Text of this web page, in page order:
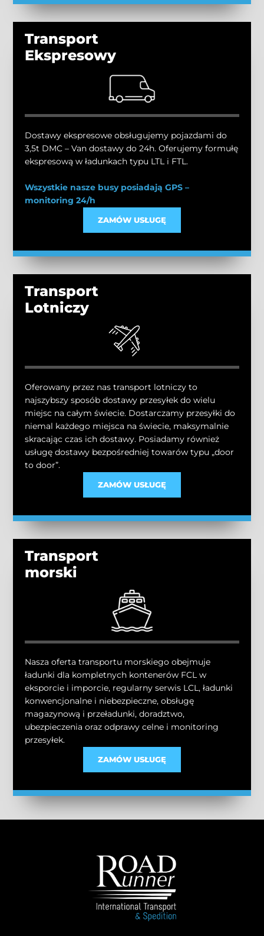
Transport
Ekspresowy
Dostawy ekspresowe obsługujemy pojazdami do
3,5t DMC – Van dostawy do 24h. Oferujemy formułę
ekspresową w ładunkach typu LTL i FTL.
Wszystkie nasze busy posiadają GPS –
monitoring 24/h
ZAMÓW USŁUGĘ
Transport
Lotniczy
Oferowany przez nas transport lotniczy to
najszybszy sposób dostawy przesyłek do wielu
miejsc na całym świecie. Dostarczamy przesyłki do
niemal każdego miejsca na świecie, maksymalnie
skracając czas ich dostawy. Posiadamy również
usługę dostawy bezpośredniej towarów typu „door
to door”.
ZAMÓW USŁUGĘ
Transport
morski
Nasza oferta transportu morskiego obejmuje
ładunki dla kompletnych kontenerów FCL w
eksporcie i imporcie, regularny serwis LCL, ładunki
konwencjonalne i niebezpieczne, obsługę
magazynową i przeładunki, doradztwo,
ubezpieczenia oraz odprawy celne i monitoring
przesyłek.
ZAMÓW USŁUGĘ